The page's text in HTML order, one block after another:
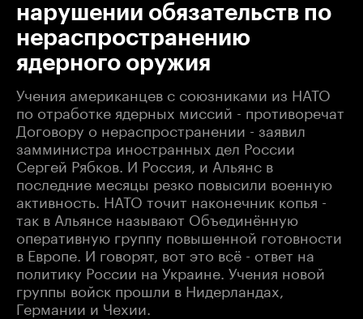
нарушении обязательств по
нераспространению
ядерного оружия
Учения американцев с союзниками из НАТО
по отработке ядерных миссий - противоречат
Договору о нераспространении - заявил
замминистра иностранных дел России
Сергей Рябков. И Россия, и Альянс в
последние месяцы резко повысили военную
активность. НАТО точит наконечник копья -
так в Альянсе называют Объединённую
оперативную группу повышенной готовности
в Европе. И говорят, вот это всё - ответ на
политику России на Украине. Учения новой
группы войск прошли в Нидерландах,
Германии и Чехии.